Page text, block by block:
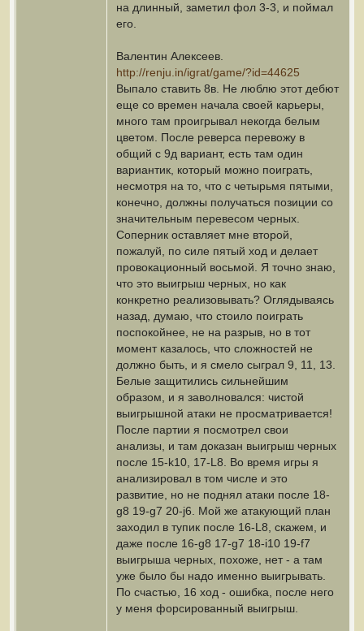
на длинный, заметил фол 3-3, и поймал
его.
Валентин Алексеев.
http://renju.in/igrat/game/?id=44625
Выпало ставить 8в. Не люблю этот дебют
еще со времен начала своей карьеры,
много там проигрывал некогда белым
цветом. После реверса перевожу в
общий с 9д вариант, есть там один
вариантик, который можно поиграть,
несмотря на то, что с четырьмя пятыми,
конечно, должны получаться позиции со
значительным перевесом черных.
Соперник оставляет мне второй,
пожалуй, по силе пятый ход и делает
провокационный восьмой. Я точно знаю,
что это выигрыш черных, но как
конкретно реализовывать? Оглядываясь
назад, думаю, что стоило поиграть
поспокойнее, не на разрыв, но в тот
момент казалось, что сложностей не
должно быть, и я смело сыграл 9, 11, 13.
Белые защитились сильнейшим
образом, и я заволновался: чистой
выигрышной атаки не просматривается!
После партии я посмотрел свои
анализы, и там доказан выигрыш черных
после 15-k10, 17-L8. Во время игры я
анализировал в том числе и это
развитие, но не поднял атаки после 18-
g8 19-g7 20-j6. Мой же атакующий план
заходил в тупик после 16-L8, скажем, и
даже после 16-g8 17-g7 18-i10 19-f7
выигрыша черных, похоже, нет - а там
уже было бы надо именно выигрывать.
По счастью, 16 ход - ошибка, после него
у меня форсированный выигрыш.